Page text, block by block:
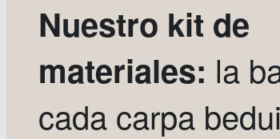
Nuestro kit de
materiales: la
cada carpa